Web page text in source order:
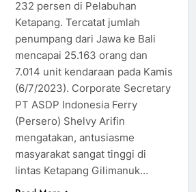
232 persen di Pelabuhan
Ketapang. Tercatat jumlah
penumpang dari Jawa ke Bali
mencapai 25.163 orang dan
7.014 unit kendaraan pada Kamis
(6/7/2023). Corporate Secretary
PT ASDP Indonesia Ferry
(Persero) Shelvy Arifin
mengatakan, antusiasme
masyarakat sangat tinggi di
lintas Ketapang Gilimanuk…